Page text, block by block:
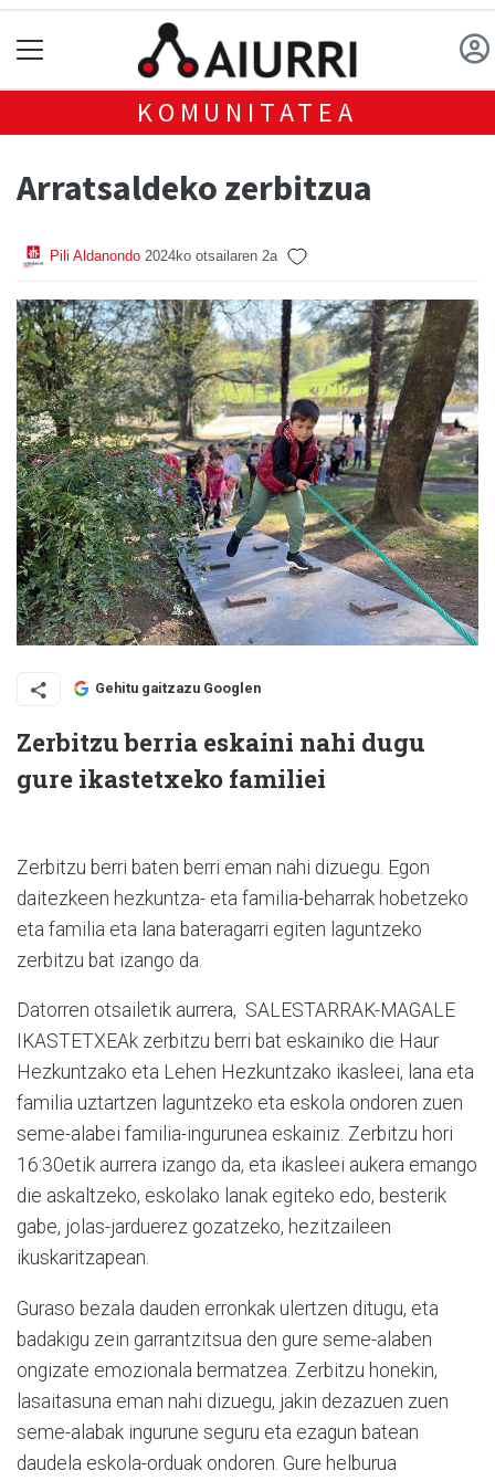
KOMUNITATEA
Arratsaldeko zerbitzua
Pili Aldanondo 2024ko otsailaren 2a
Gehitu gaitzazu Googlen
Zerbitzu berria eskaini nahi dugu
gure ikastetxeko familiei
Zerbitzu berri baten berri eman nahi dizuegu. Egon
daitezkeen hezkuntza- eta familia-beharrak hobetzeko
eta familia eta lana bateragarri egiten laguntzeko
zerbitzu bat izango da.
Datorren otsailetik aurrera, SALESTARRAK-MAGALE
IKASTETXEAk zerbitzu berri bat eskainiko die Haur
Hezkuntzako eta Lehen Hezkuntzako ikasleei, lana eta
familia uztartzen laguntzeko eta eskola ondoren zuen
seme-alabei familia-ingurunea eskainiz. Zerbitzu hori
16:30etik aurrera izango da, eta ikasleei aukera emango
die askaltzeko, eskolako lanak egiteko edo, besterik
gabe, jolas-jarduerez gozatzeko, hezitzaileen
ikuskaritzapean.
Guraso bezala dauden erronkak ulertzen ditugu, eta
badakigu zein garrantzitsua den gure seme-alaben
ongizate emozionala bermatzea. Zerbitzu honekin,
lasaitasuna eman nahi dizuegu, jakin dezazuen zuen
seme-alabak ingurune seguru eta ezagun batean
daudela eskola-orduak ondoren. Gure helburua